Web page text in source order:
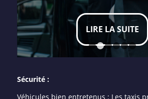
LIRE LA SUITE
Sécurité :
Véhicules bien entretenus : Les taxis